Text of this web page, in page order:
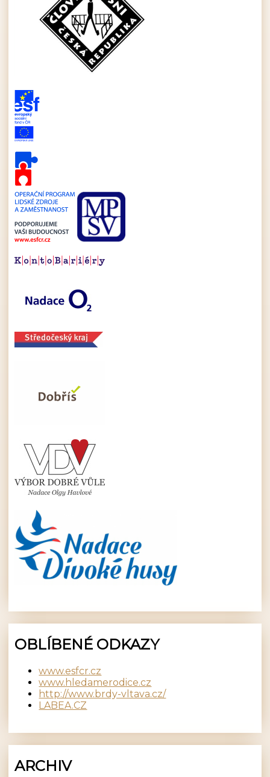
OBLÍBENÉ ODKAZY
www.esfcr.cz
www.hledamerodice.cz
http://www.brdy-vltava.cz/
LABEA.CZ
ARCHIV